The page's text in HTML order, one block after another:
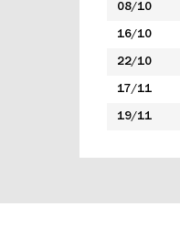
08/10
16/10
22/10
17/11
19/11